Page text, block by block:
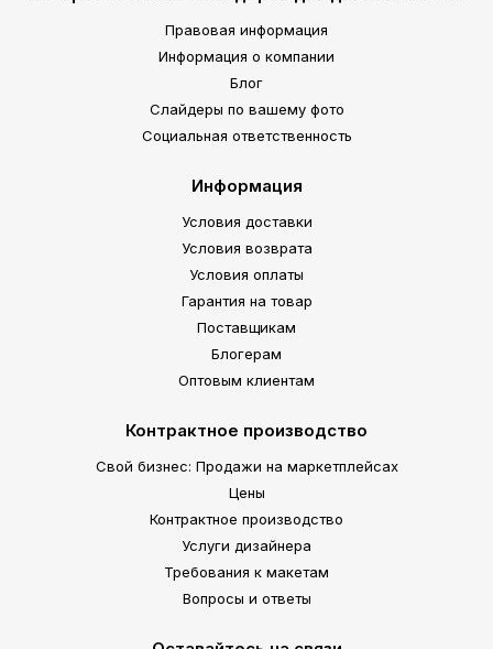
Правовая информация
Информация о компании
Блог
Слайдеры по вашему фото
Социальная ответственность
Информация
Условия доставки
Условия возврата
Условия оплаты
Гарантия на товар
Поставщикам
Блогерам
Оптовым клиентам
Контрактное производство
Свой бизнес: Продажи на маркетплейсах
Цены
Контрактное производство
Услуги дизайнера
Требования к макетам
Вопросы и ответы